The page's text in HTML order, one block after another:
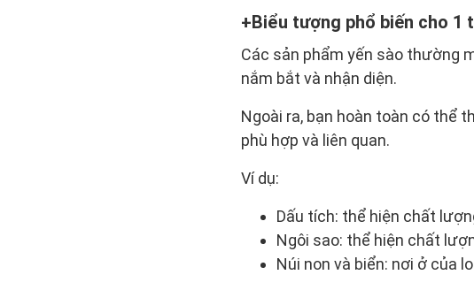
Biểu tượng phổ biến cho 1
Các sản phẩm yến sào thường
nắm bắt và nhận diện.
Ngoài ra, bạn hoàn toàn có thể
phù hợp và liên quan.
Ví dụ:
Dấu tích: thể hiện chất
Ngôi sao: thể hiện chất
Núi non và biển: nơi ở của